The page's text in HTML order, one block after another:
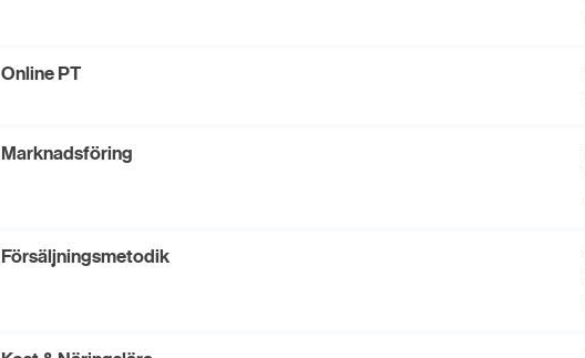
Online PT
Marknadsföring
Försäljningsmetodik